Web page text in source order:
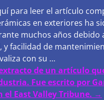
para leer el artículo
en exteriores ha
muchos años debido
y facilidad de
con su …
de un artículo
Fue escrito por
el East Valley Tribune. →